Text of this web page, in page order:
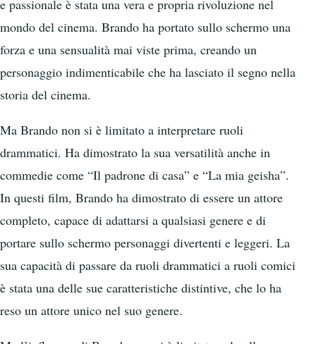
e passionale è stata una vera e propria rivoluzione nel
mondo del cinema. Brando ha portato sullo schermo una
forza e una sensualità mai viste prima, creando un
personaggio indimenticabile che ha lasciato il segno nella
storia del cinema.
Ma Brando non si è limitato a interpretare ruoli
drammatici. Ha dimostrato la sua versatilità anche in
commedie come “Il padrone di casa” e “La mia geisha”.
In questi film, Brando ha dimostrato di essere un attore
completo, capace di adattarsi a qualsiasi genere e di
portare sullo schermo personaggi divertenti e leggeri. La
sua capacità di passare da ruoli drammatici a ruoli comici
è stata una delle sue caratteristiche distintive, che lo ha
reso un attore unico nel suo genere.